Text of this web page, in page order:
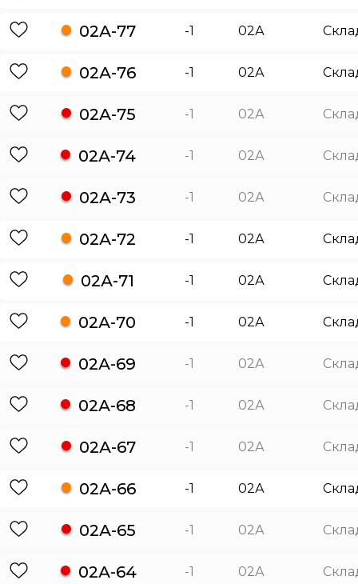
02А-77 -1 02А
02А-76 -1 02А
02А-75 -1 02А
02А-74 -1 02А
02А-73 -1 02А
02А-72 -1 02А
02А-71 -1 02А
02А-70 -1 02А
02А-69 -1 02А
02А-68 -1 02А
02А-67 -1 02А
02А-66 -1 02А
02А-65 -1 02А
02А-64 -1 02А